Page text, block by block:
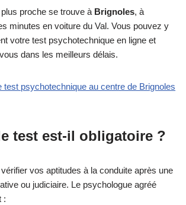
proche se trouve à Brignoles, à
minutes en voiture du Val. Vous pouvez y
votre test psychotechnique en ligne et
dans les meilleurs délais.
test psychotechnique au centre de Brignoles
test est-il obligatoire ?
vos aptitudes à la conduite après une
ou judiciaire. Le psychologue agréé
: